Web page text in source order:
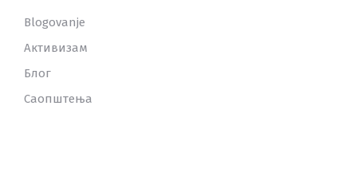
Blogovanje
Активизам
Блог
Саопштења